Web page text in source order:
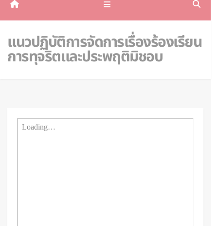
แนวปฏิบัติการจัดการเรื่องร้องเรียน
การทุจริตและประพฤติมิชอบ